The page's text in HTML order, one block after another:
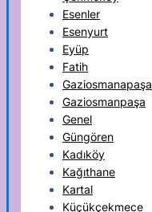
Esenler
Esenyurt
Eyüp
Fatih
Gaziosmanapaşa
Gaziosmanpaşa
Genel
Güngören
Kadıköy
Kağıthane
Kartal
Küçükçekmece